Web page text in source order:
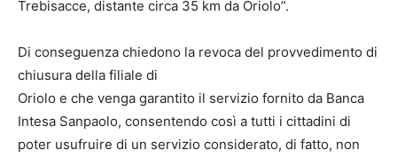
Trebisacce, distante circa 35 km da Oriolo”.
Di conseguenza chiedono la revoca del provvedimento di
chiusura della filiale di
Oriolo e che venga garantito il servizio fornito da Banca
Intesa Sanpaolo, consentendo così a tutti i cittadini di
poter usufruire di un servizio considerato, di fatto, non